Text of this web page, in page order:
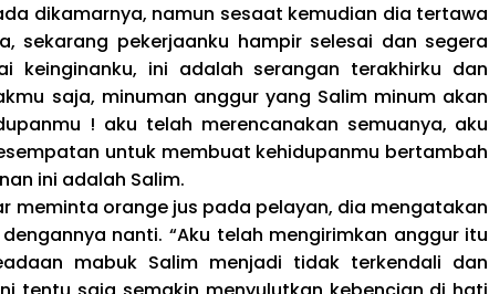
dikamarnya, namun sesaat kemudian dia tertawa
sekarang pekerjaanku hampir selesai dan segera
keinginanku, ini adalah serangan terakhirku dan
saja, minuman anggur yang Salim minum akan
! aku telah merencanakan semuanya, aku
untuk membuat kehidupanmu bertambah
ini adalah Salim.
meminta orange jus pada pelayan, dia mengatakan
nanti. “Aku telah mengirimkan anggur itu
mabuk Salim menjadi tidak terkendali dan